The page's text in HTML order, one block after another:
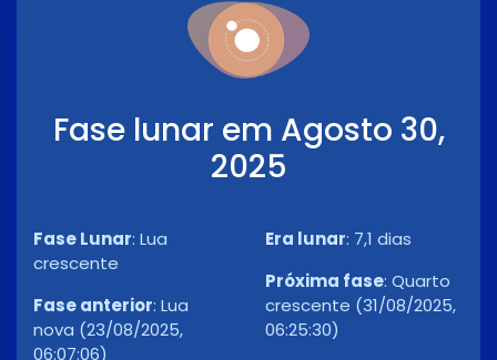
Fase lunar em Agosto 30,
2025
Fase Lunar: Lua
crescente
Fase anterior: Lua
nova (23/08/2025,
06:07:06)
Era lunar: 7,1 dias
Próxima fase: Quarto
crescente (31/08/2025,
06:25:30)